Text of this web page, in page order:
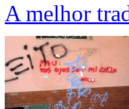
A melhor